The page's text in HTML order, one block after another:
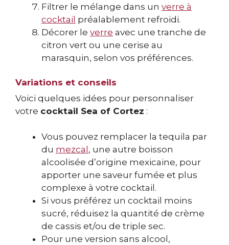
Filtrer le mélange dans un verre à
cocktail préalablement refroidi.
Décorer le verre avec une tranche de
citron vert ou une cerise au
marasquin, selon vos préférences.
Variations et conseils
Voici quelques idées pour personnaliser
votre cocktail Sea of Cortez :
Vous pouvez remplacer la tequila par
du mezcal , une autre boisson
alcoolisée d’origine mexicaine, pour
apporter une saveur fumée et plus
complexe à votre cocktail.
Si vous préférez un cocktail moins
sucré, réduisez la quantité de crème
de cassis et/ou de triple sec.
Pour une version sans alcool,